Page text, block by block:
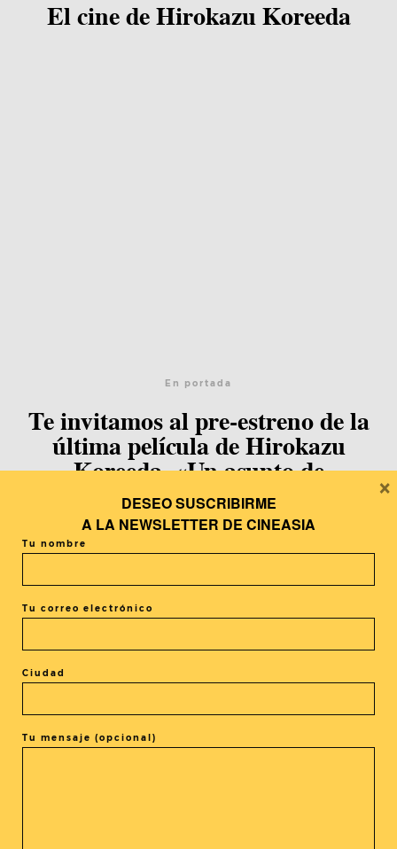
El cine de Hirokazu Koreeda
En portada
Te invitamos al pre-estreno de la
última película de Hirokazu
Koreeda, «Un asunto de
familia»
Una receta familiar, la
culturas.
DESEO SUSCRIBIRME
A LA NEWSLETTER DE CINEASIA
Tu nombre
Tu correo electrónico
Ciudad
Tu mensaje (opcional)
×